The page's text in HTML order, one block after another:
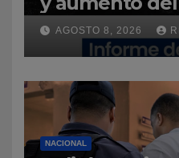
sahariano
Dominicana
AGOSTO 8, 2026
NACIONAL